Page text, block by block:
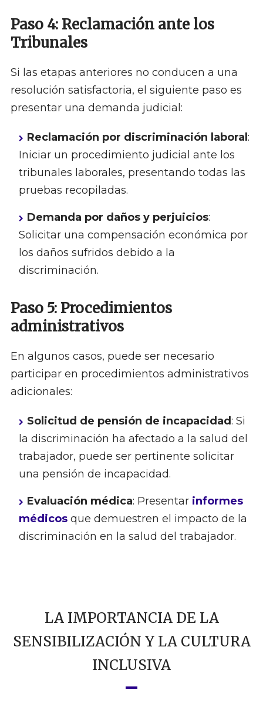
Paso 4: Reclamación ante los
Tribunales
Si las etapas anteriores no conducen a una
resolución satisfactoria, el siguiente paso es
presentar una demanda judicial:
Reclamación por discriminación laboral :
Iniciar un procedimiento judicial ante los
tribunales laborales, presentando todas las
pruebas recopiladas.
Demanda por daños y perjuicios:
Solicitar una compensación económica por
los daños sufridos debido a la
discriminación.
Paso 5: Procedimientos
administrativos
En algunos casos, puede ser necesario
participar en procedimientos administrativos
adicionales:
Solicitud de pensión de incapacidad: Si
la discriminación ha afectado a la salud del
trabajador, puede ser pertinente solicitar
una pensión de incapacidad.
Evaluación médica: Presentar informes
médicosque demuestren el impacto de la
discriminación en la salud del trabajador.
LA IMPORTANCIA DE LA
SENSIBILIZACIÓN Y LA CULTURA
INCLUSIVA